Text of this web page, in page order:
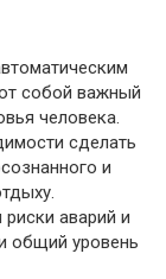
собой важный
человека.
сделать
и
аварий и
общий уровень